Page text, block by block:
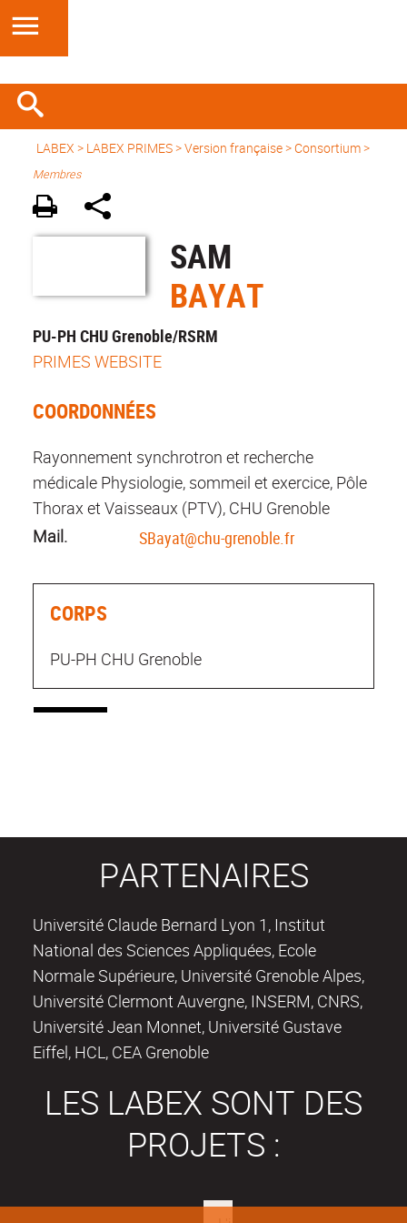
LABEX > LABEX PRIMES>Version française> Consortium >
Membres
SAM
BAYAT
PU-PH CHU Grenoble/RSRM
PRIMES WEBSITE
COORDONNÉES
Rayonnement synchrotron et recherche
médicale Physiologie, sommeil et exercice, Pôle
Thorax et Vaisseaux (PTV), CHU Grenoble
Mail.
SBayat@chu-grenoble.fr
CORPS
PU-PH CHU Grenoble
PARTENAIRES
Université Claude Bernard Lyon 1, Institut
National des Sciences Appliquées, Ecole
Normale Supérieure, Université Grenoble Alpes,
Université Clermont Auvergne, INSERM, CNRS,
Université Jean Monnet, Université Gustave
Eiffel, HCL, CEA Grenoble
LES LABEX SONT DES
PROJETS :